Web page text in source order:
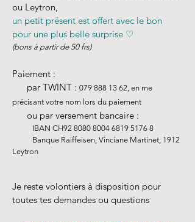
ou Leytron,
un petit présent est offert avec le bon
pour une plus belle surprise ♡
(bons à partir de 50 frs)
Paiement :
par TWINT : 079 888 13 62, en me
précisant votre nom lors du paiement
ou par versement bancaire :
IBAN CH​92 8080 8004 6819 5176 8
Banque Raiffeisen, Vinciane Martinet, 1912
Leytron
Je reste volontiers à disposition pour
toutes tes demandes ou questions